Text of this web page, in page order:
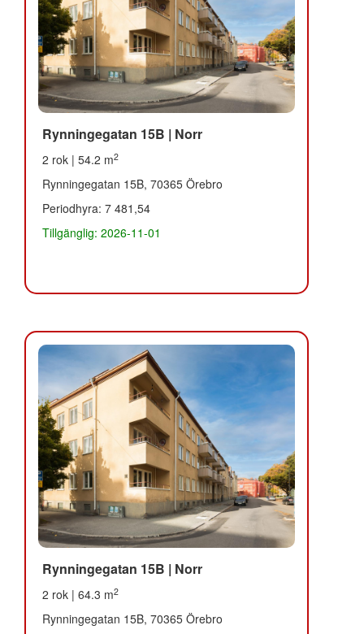
Rynningegatan 15B | Norr
2 rok | 54.2 m2
Rynningegatan 15B, 70365 Örebro
Periodhyra: 7 481,54
Tillgänglig: 2026-11-01
Rynningegatan 15B | Norr
2 rok | 64.3 m2
Rynningegatan 15B, 70365 Örebro